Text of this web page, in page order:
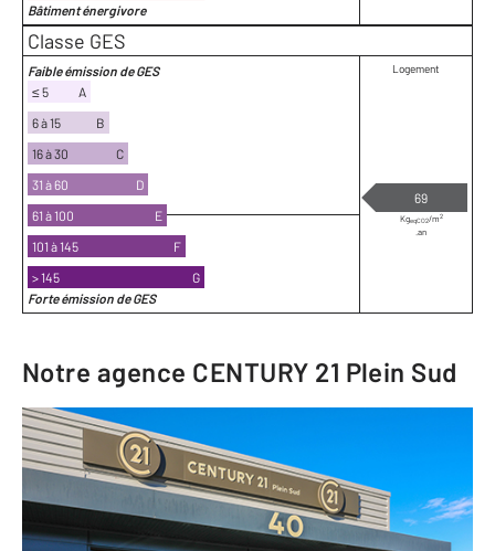
Bâtiment énergivore
Classe GES
Faible émission de GES
≤ 5
A
6 à 15
B
16 à 30
C
31 à 60
D
61 à 100
E
101 à 145
F
> 145
G
Forte émission de GES
Logement
69
KgeqCO2/m2
.an
Notre agence CENTURY 21 Plein Sud